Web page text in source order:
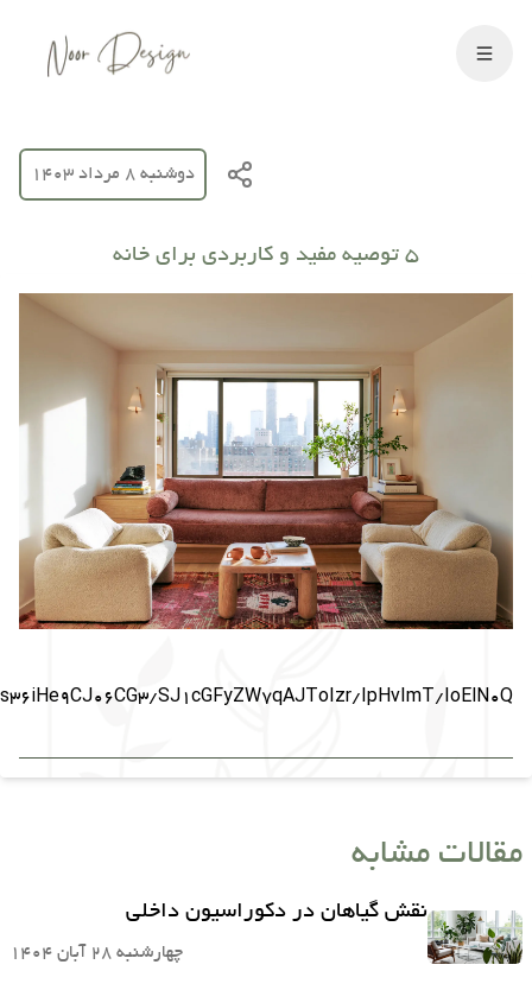
دوشنبه 8 مرداد 1403
۵ توصیه مفید و کاربردی برای خانه
SJ1cGFyZW7qAJToIzr/IpHvImT/IoElN0Q=
مقالات مشابه
نقش گیاهان در دکوراسیون داخلی
چهارشنبه 28 آبان 1404